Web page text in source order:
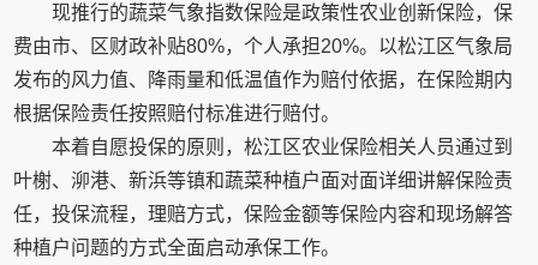
现推行的蔬菜气象指数保险是政策性农业创新保险，保
费由市、区财政补贴80%，个人承担20%。以松江区气象局
发布的风力值、降雨量和低温值作为赔付依据，在保险期内
根据保险责任按照赔付标准进行赔付。
本着自愿投保的原则，松江区农业保险相关人员通过到
叶榭、泖港、新浜等镇和蔬菜种植户面对面详细讲解保险责
任，投保流程，理赔方式，保险金额等保险内容和现场解答
种植户问题的方式全面启动承保工作。